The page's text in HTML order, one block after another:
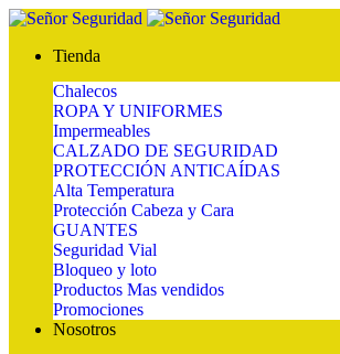
Tienda
Chalecos
ROPA Y UNIFORMES
Impermeables
CALZADO DE SEGURIDAD
PROTECCIÓN ANTICAÍDAS
Alta Temperatura
Protección Cabeza y Cara
GUANTES
Seguridad Vial
Bloqueo y loto
Productos Mas vendidos
Promociones
Nosotros